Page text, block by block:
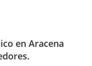
en Aracena